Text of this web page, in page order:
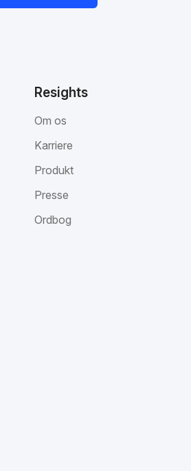
Resights
Om os
Karriere
Produkt
Presse
Ordbog